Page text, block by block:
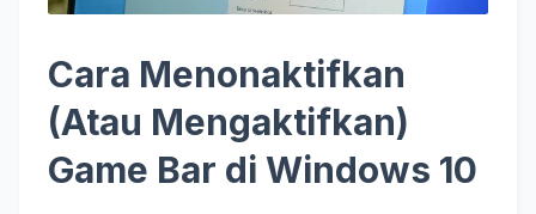
Cara Menonaktifkan
(Atau Mengaktifkan)
Game Bar di Windows 10